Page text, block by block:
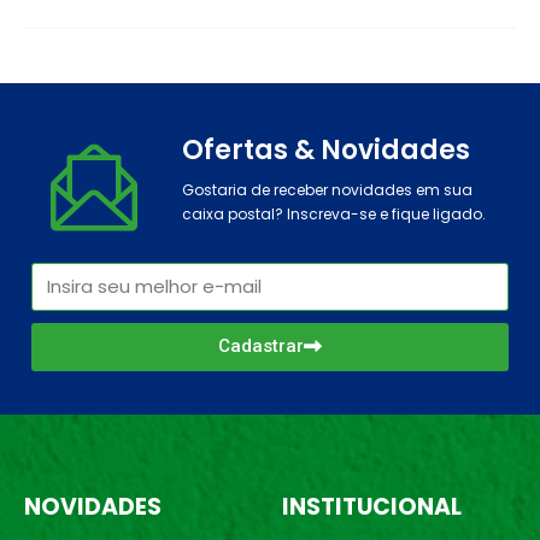
Ofertas & Novidades
Gostaria de receber novidades em sua
caixa postal? Inscreva-se e fique ligado.
Cadastrar
NOVIDADES INSTITUCIONAL